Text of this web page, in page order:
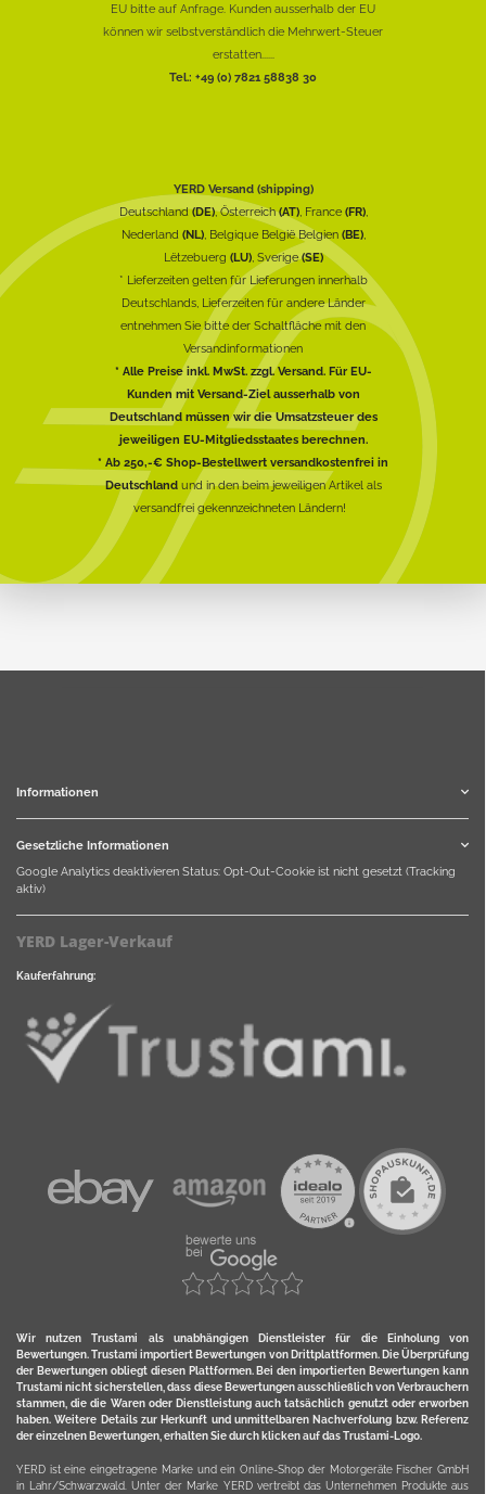
EU bitte auf Anfrage. Kunden ausserhalb der EU
können wir selbstverständlich die Mehrwert-Steuer
erstatten......
Tel.: +49 (0) 7821 58838 30
YERD Versand (shipping)
Deutschland(DE), Österreich(AT), France (FR),
Nederland (NL), Belgique België Belgien (BE),
Lëtzebuerg (LU), Sverige(SE)
* Lieferzeiten gelten für Lieferungen innerhalb
Deutschlands, Lieferzeiten für andere Länder
entnehmen Sie bitte der Schaltfläche mit den
Versandinformationen
* Alle Preise inkl. MwSt. zzgl. Versand. Für EU-
Kunden mit Versand-Ziel ausserhalb von
Deutschland müssen wir die Umsatzsteuer des
jeweiligen EU-Mitgliedsstaates berechnen.
* Ab 250,-€ Shop-Bestellwert versandkostenfrei in
Deutschlandund in den beim jeweiligen Artikel als
versandfrei gekennzeichneten Ländern!
Informationen
Gesetzliche Informationen
Google Analytics deaktivieren Status: Opt-Out-Cookie ist nicht gesetzt (Tracking
aktiv)
YERD Lager-Verkauf
Kauferfahrung:
Wir nutzen Trustami als unabhängigen Dienstleister für die Einholung von
Bewertungen. Trustami importiert Bewertungen von Drittplattformen. Die Überprüfung
der Bewertungen obliegt diesen Plattformen. Bei den importierten Bewertungen kann
Trustami nicht sicherstellen, dass diese Bewertungen ausschließlich von Verbrauchern
stammen, die die Waren oder Dienstleistung auch tatsächlich genutzt oder erworben
haben. Weitere Details zur Herkunft und unmittelbaren Nachverfolung bzw. Referenz
der einzelnen Bewertungen, erhalten Sie durch klicken auf das Trustami-Logo.
YERD ist eine eingetragene Marke und ein Online-Shop der Motorgeräte Fischer GmbH
in Lahr/Schwarzwald. Unter der Marke YERD vertreibt das Unternehmen Produkte aus